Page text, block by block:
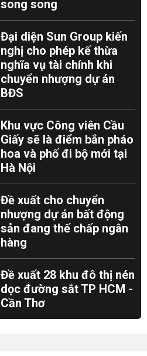
song song
Đại diện Sun Group kiến
nghị cho phép kế thừa
nghĩa vụ tài chính khi
chuyển nhượng dự án
BĐS
Khu vực Công viên Cầu
Giấy sẽ là điểm bắn pháo
hoa và phố đi bộ mới tại
Hà Nội
Đề xuất cho chuyển
nhượng dự án bất động
sản đang thế chấp ngân
hàng
Đề xuất 28 khu đô thị nén
dọc đường sắt TP HCM -
Cần Thơ